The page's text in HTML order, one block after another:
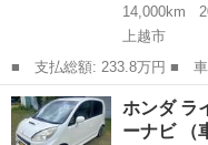
14,000km
上越市
■ 支払総額: 233.8万円 ■ 車両本体価格： 2,249,000 円 ■ メーカ
ー名： ホンダ ■ 車種名：
名： ４ＷＤターボコーディ
正 ８インチ ...
新潟 上越市 N-BOX
ホンダ
ーナビ （